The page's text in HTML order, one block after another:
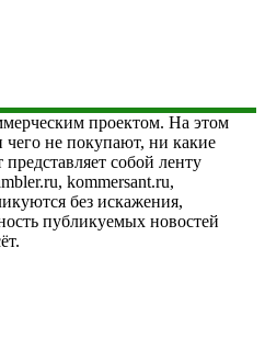
проектом. На этом
чего не покупают, ни какие
собой ленту
kommersant.ru,
без искажения,
публикуемых новостей